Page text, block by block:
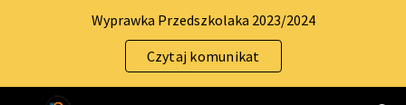
Skip to main content Skip to navigation
Wyprawka Przedszkolaka 2023/2024
Czytaj komunikat